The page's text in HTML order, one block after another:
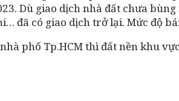
Dù giao dịch nhà đất chưa
đã có giao dịch trở lại. Mức độ
phố Tp.HCM thì đất nền khu